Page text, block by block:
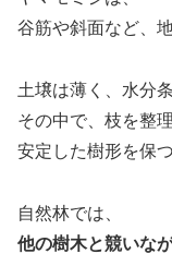
谷筋や斜面など、
土壌は薄く、水分
その中で、枝を整理
安定した樹形を保つ
自然林では、
他の樹木と競いな